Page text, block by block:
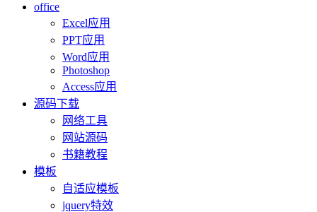
office
Excel应用
PPT应用
Word应用
Photoshop
Access应用
源码下载
网络工具
网站源码
书籍教程
模板
自适应模板
jquery特效